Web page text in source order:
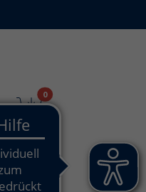
0
Warenkorb